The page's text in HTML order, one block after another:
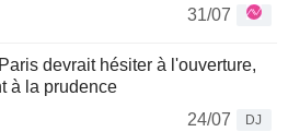
31/07
devrait hésiter à l'ouverture,
à la prudence
24/07
DJ